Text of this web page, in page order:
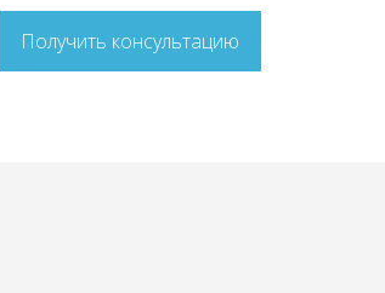
Получить консультацию